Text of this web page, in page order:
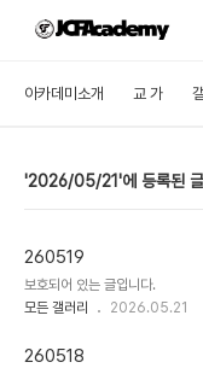
아카데미소개 교 가
2026/05/21
260519
보호되어 있는 글입니다.
모든 갤러리
2026.05.21
260518